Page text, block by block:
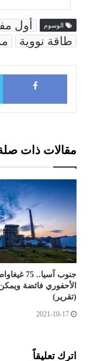
الوسوم أول
طاقة نووية
مقالات ذات
جنوب
الأحفوري فائضة ويمكن
(تقرير)
2021-10-17
اترك تعليقاً